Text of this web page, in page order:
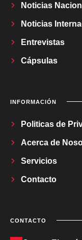
Noticias
Noticias
Entrevistas
Cápsulas
INFORMACIÓN
Politicas de
Acerca de
Servicios
Contacto
CONTACTO